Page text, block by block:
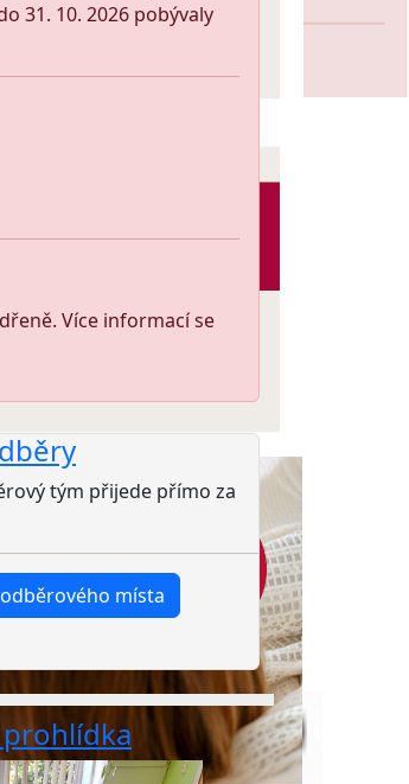
31. 10. 2026 pobývaly
Více informací se
tým přijede přímo za
místa